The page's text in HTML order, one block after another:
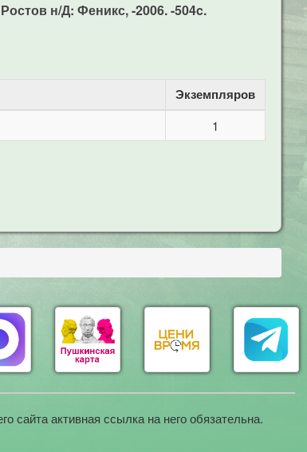
н/Д: Феникс, -2006. -504c.
Экземпляров
1
сайта активная ссылка на него обязательна.